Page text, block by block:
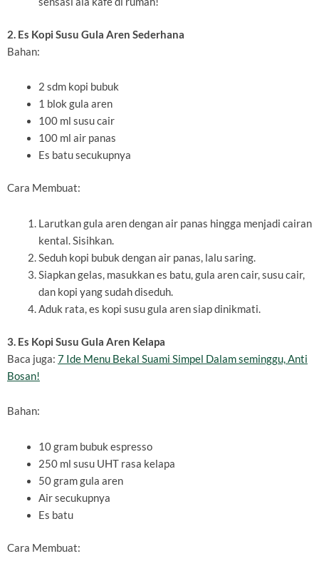
2. Es Kopi Susu Gula Aren Sederhana
Bahan:
2 sdm kopi bubuk
1 blok gula aren
100 ml susu cair
100 ml air panas
Es batu secukupnya
Cara Membuat:
Larutkan gula aren dengan air panas hingga menjadi cairan
kental. Sisihkan.
Seduh kopi bubuk dengan air panas, lalu saring.
Siapkan gelas, masukkan es batu, gula aren cair, susu cair,
dan kopi yang sudah diseduh.
Aduk rata, es kopi susu gula aren siap dinikmati.
3. Es Kopi Susu Gula Aren Kelapa
Baca juga: 7 Ide Menu Bekal Suami Simpel Dalam seminggu, Anti
Bosan!
Bahan:
10 gram bubuk espresso
250 ml susu UHT rasa kelapa
50 gram gula aren
Air secukupnya
Es batu
Cara Membuat: